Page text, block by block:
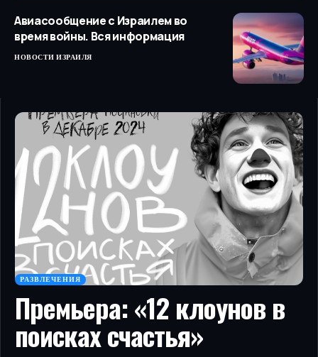
Авиасообщение с Израилем во
время войны. Вся информация
НОВОСТИ ИЗРАИЛЯ
РАЗВЛЕЧЕНИЯ
Премьера: «12 клоунов в
поисках счастья»